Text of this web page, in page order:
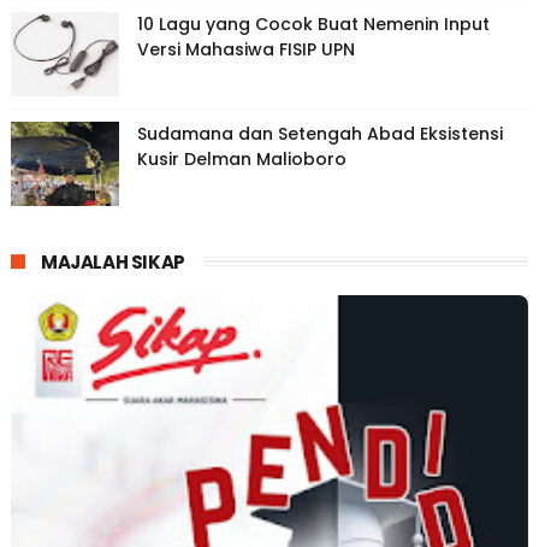
10 Lagu yang Cocok Buat Nemenin Input
Versi Mahasiwa FISIP UPN
Sudamana dan Setengah Abad Eksistensi
Kusir Delman Malioboro
MAJALAH SIKAP